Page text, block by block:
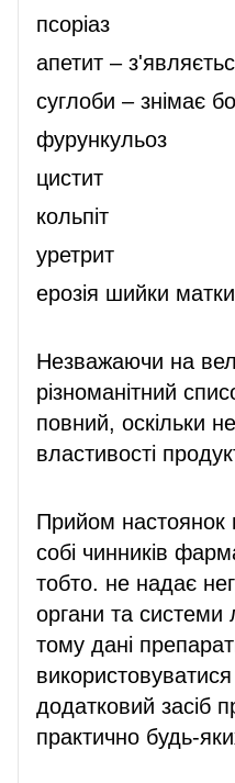
псоріаз
апетит –
суглоби – знімає
фурункульоз
цистит
кольпіт
уретрит
ерозія шийки
Незважаючи на
різноманітний
повний, оскільки
властивості
Прийом настоянок
собі чинників
тобто. не надає
органи та системи
тому дані
додатковий засіб
практично будь-